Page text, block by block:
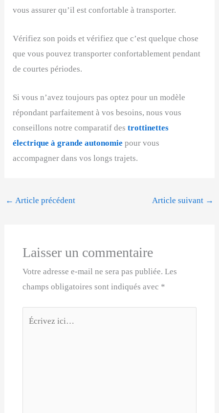
vous assurer qu’il est confortable à transporter.
Vérifiez son poids et vérifiez que c’est quelque chose
que vous pouvez transporter confortablement pendant
de courtes périodes.
Si vous n’avez toujours pas optez pour un modèle
répondant parfaitement à vos besoins, nous vous
conseillons notre comparatif destrottinettes
électrique à grande autonomie pour vous
accompagner dans vos longs trajets.
← Article précédent Article suivant →
Laisser un commentaire
Votre adresse e-mail ne sera pas publiée. Les
champs obligatoires sont indiqués avec *